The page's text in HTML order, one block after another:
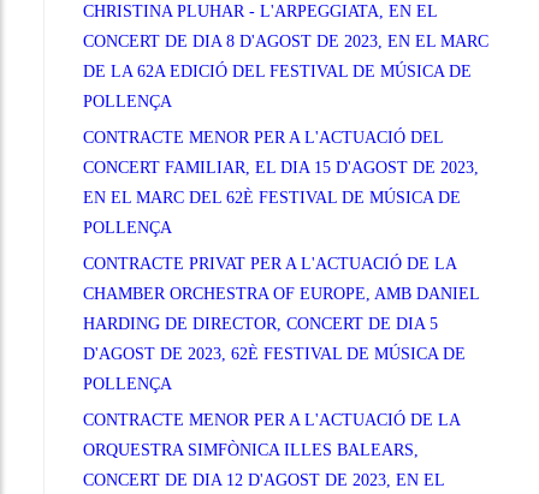
CHRISTINA PLUHAR - L'ARPEGGIATA, EN EL
CONCERT DE DIA 8 D'AGOST DE 2023, EN EL MARC
DE LA 62A EDICIÓ DEL FESTIVAL DE MÚSICA DE
POLLENÇA
CONTRACTE MENOR PER A L'ACTUACIÓ DEL
CONCERT FAMILIAR, EL DIA 15 D'AGOST DE 2023,
EN EL MARC DEL 62È FESTIVAL DE MÚSICA DE
POLLENÇA
CONTRACTE PRIVAT PER A L'ACTUACIÓ DE LA
CHAMBER ORCHESTRA OF EUROPE, AMB DANIEL
HARDING DE DIRECTOR, CONCERT DE DIA 5
D'AGOST DE 2023, 62È FESTIVAL DE MÚSICA DE
POLLENÇA
CONTRACTE MENOR PER A L'ACTUACIÓ DE LA
ORQUESTRA SIMFÒNICA ILLES BALEARS,
CONCERT DE DIA 12 D'AGOST DE 2023, EN EL